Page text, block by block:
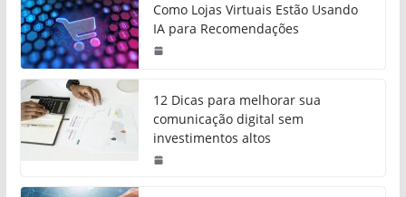
Como Lojas Virtuais Estão Usando
IA para Recomendações
12 Dicas para melhorar sua
comunicação digital sem
investimentos altos